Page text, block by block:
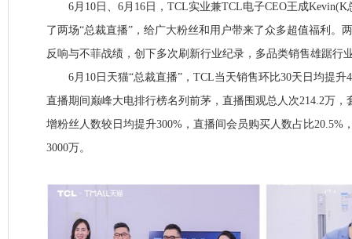
6月10日、6月16日，TCL实业兼TCL电子CEO王成Kevin(K
了两场“总裁直播”，给广大粉丝和用户带来了众多超值福利。
反响与不菲战绩，创下多次刷新行业纪录，多品类销售雄踞行
6月10日天猫“总裁直播”，TCL当天销售环比30天日均提升
直播期间巅峰大电排行榜名列前茅，直播围观总人次214.2万，
增粉丝人数较日均提升300%，直播间会员购买人数占比20.5%
3000万。